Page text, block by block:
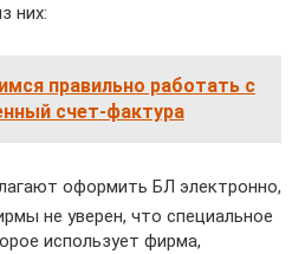
них:
правильно работать с
счет-фактура
оформить БЛ электронно,
не уверен, что специальное
использует фирма,